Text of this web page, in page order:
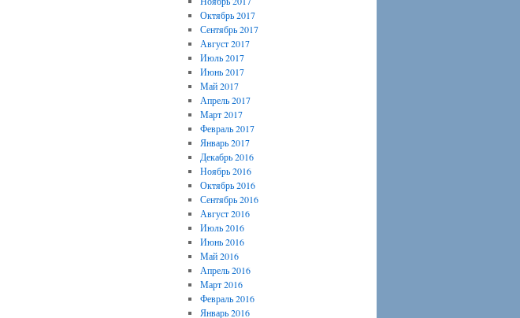
Октябрь 2017
Сентябрь 2017
Август 2017
Июль 2017
Июнь 2017
Май 2017
Апрель 2017
Март 2017
Февраль 2017
Январь 2017
Декабрь 2016
Ноябрь 2016
Октябрь 2016
Сентябрь 2016
Август 2016
Июль 2016
Июнь 2016
Май 2016
Апрель 2016
Март 2016
Февраль 2016
Январь 2016